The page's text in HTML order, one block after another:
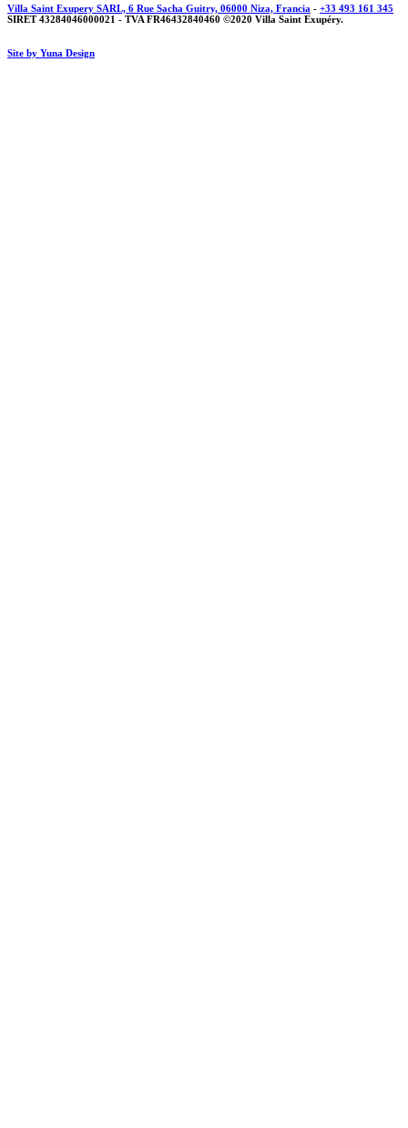
Villa Saint Exupery SARL, 6 Rue Sacha Guitry, 06000 Niza, Francia - +33 493 161 345
SIRET 43284046000021 - TVA FR46432840460 ©2020 Villa Saint Exupéry.
Site by Yuna Design